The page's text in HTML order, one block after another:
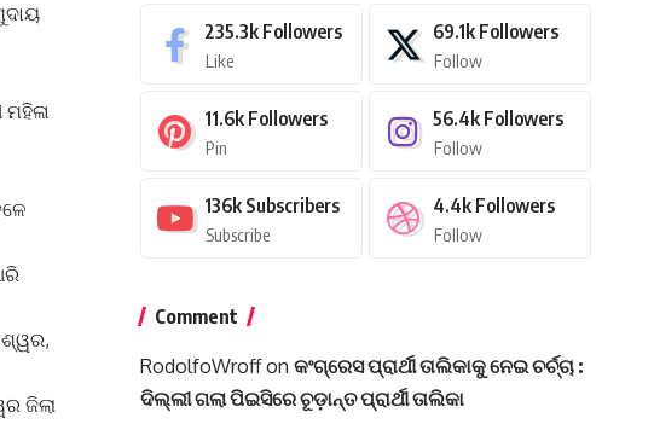
ଜିଲା
235.3k Followers
Like
69.1k Followers
Follow
11.6k Followers
Pin
56.4k Followers
Follow
136k Subscribers
Subscribe
4.4k Followers
Follow
Comment
RodolfoWroffon କଂଗ୍ରେସ ପ୍ରାର୍ଥୀ ତାଲିକାକୁ ନେଇ ଚର୍ଚ୍ଚା :
ଦିଲ୍ଲୀ ଗଲା ପିଇସିରେ ଚୂଡ଼ାନ୍ତ ପ୍ରାର୍ଥୀ ତାଲିକା